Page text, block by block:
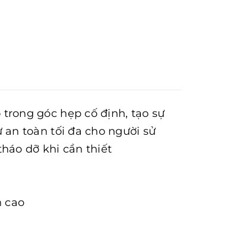
góc hẹp cố định, tạo sự
toàn tối đa cho người sử
dỡ khi cần thiết
cao